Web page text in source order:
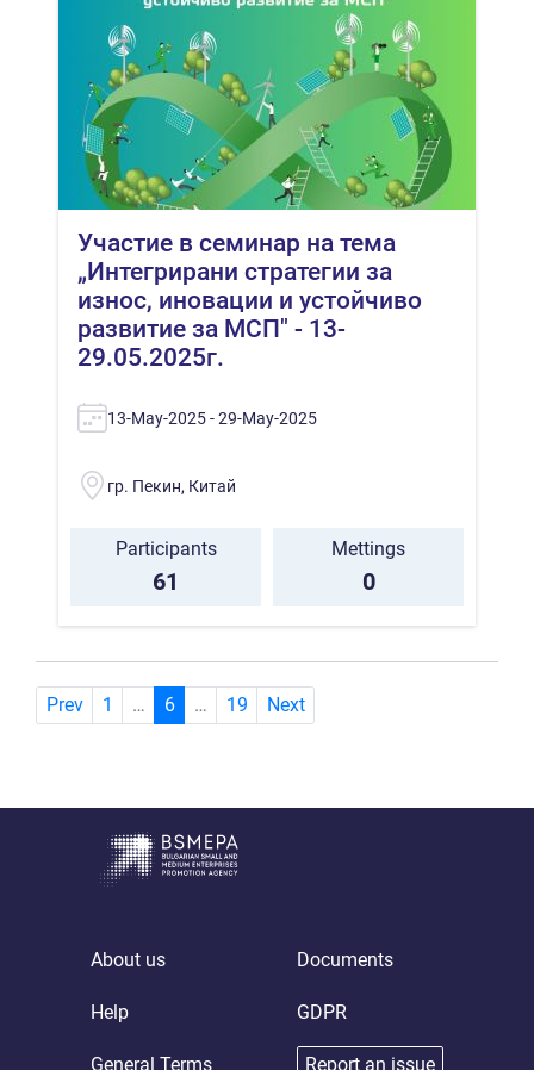
Участие в семинар на тема
„Интегрирани стратегии за
износ, иновации и устойчиво
развитие за МСП" - 13-
29.05.2025г.
13-May-2025 - 29-May-2025
гр. Пекин, Китай
Participants
61
Mettings
0
Prev 1 … 6(current)
… 19 Next
About us
Help
General Terms
Documents
GDPR
Report an issue